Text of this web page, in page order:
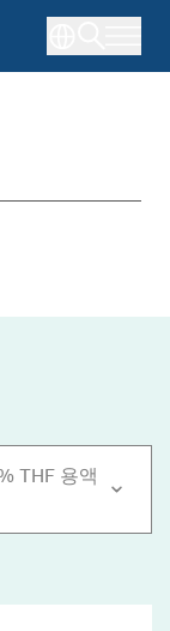
THF 용액